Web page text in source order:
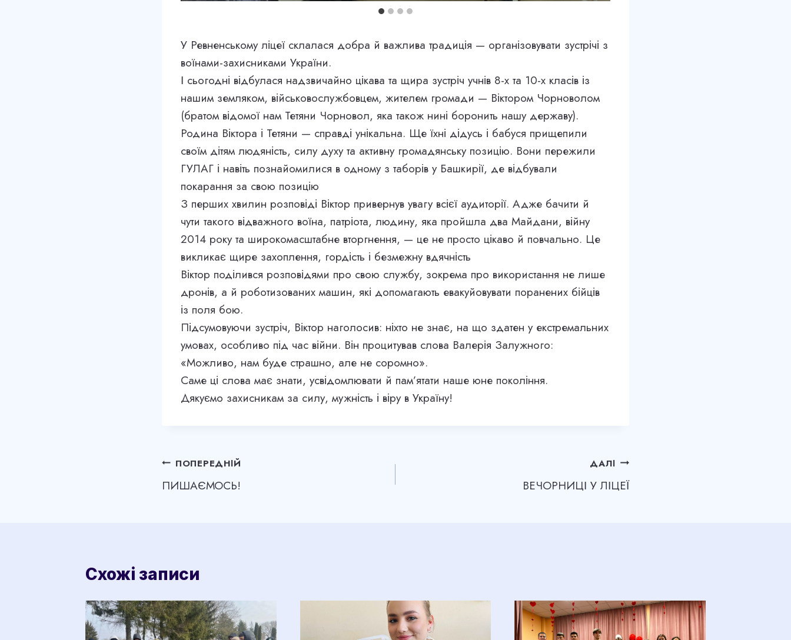
У Ревненському ліцеї склалася добра й важлива традиція — організовувати зустрічі з
воїнами-захисниками України.
І сьогодні відбулася надзвичайно цікава та щира зустріч учнів 8-х та 10-х класів із
нашим земляком, військовослужбовцем, жителем громади — Віктором Чорноволом
(братом відомої нам Тетяни Чорновол, яка також нині боронить нашу державу).
Родина Віктора і Тетяни — справді унікальна. Ще їхні дідусь і бабуся прищепили
своїм дітям людяність, силу духу та активну громадянську позицію. Вони пережили
ГУЛАГ і навіть познайомилися в одному з таборів у Башкирії, де відбували
покарання за свою позицію
З перших хвилин розповіді Віктор привернув увагу всієї аудиторії. Адже бачити й
чути такого відважного воїна, патріота, людину, яка пройшла два Майдани, війну
2014 року та широкомасштабне вторгнення, — це не просто цікаво й повчально. Це
викликає щире захоплення, гордість і безмежну вдячність
Віктор поділився розповідями про свою службу, зокрема про використання не лише
дронів, а й роботизованих машин, які допомагають евакуйовувати поранених бійців
із поля бою.
Підсумовуючи зустріч, Віктор наголосив: ніхто не знає, на що здатен у екстремальних
умовах, особливо під час війни. Він процитував слова Валерія Залужного:
«Можливо, нам буде страшно, але не соромно».
Саме ці слова має знати, усвідомлювати й пам’ятати наше юне покоління.
Дякуємо захисникам за силу, мужність і віру в Україну!
Навігація
записів
ПОПЕРЕДНІЙ
ПИШАЄМОСЬ!
ДАЛІ
ВЕЧОРНИЦІ У ЛІЦЕЇ
Схожі записи